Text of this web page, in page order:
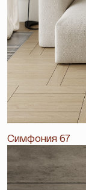
Симфония 67